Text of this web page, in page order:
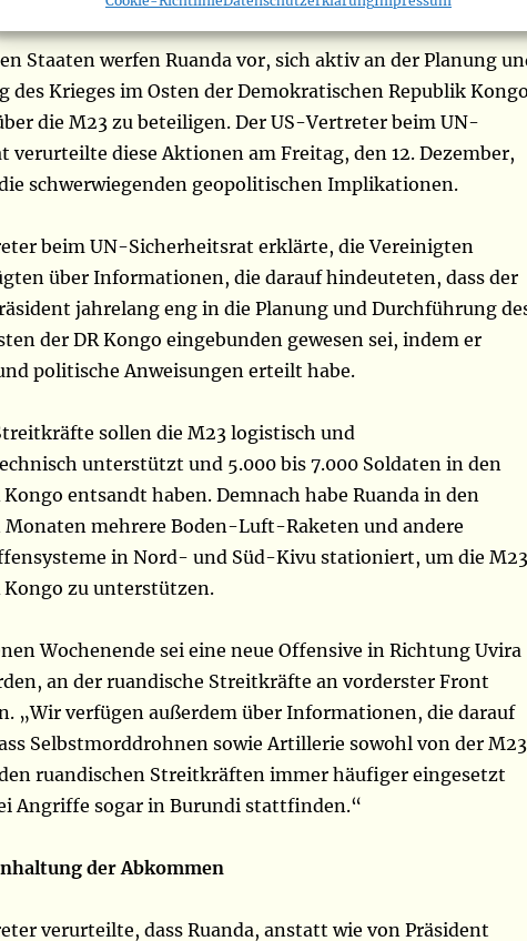
Staaten werfen Ruanda vor, sich aktiv an der Planung
des Krieges im Osten der Demokratischen Republik
die M23 zu beteiligen. Der US-Vertreter beim UN-
verurteilte diese Aktionen am Freitag, den 12. Dezember,
schwerwiegenden geopolitischen Implikationen.
beim UN-Sicherheitsrat erklärte, die Vereinigten
über Informationen, die darauf hindeuteten, dass der
jahrelang eng in die Planung und Durchführung
der DR Kongo eingebunden gewesen sei, indem er
politische Anweisungen erteilt habe.
sollen die M23 logistisch und
unterstützt und 5.000 bis 7.000 Soldaten in den
Kongo entsandt haben. Demnach habe Ruanda in den
Monaten mehrere Boden-Luft-Raketen und andere
in Nord- und Süd-Kivu stationiert, um die M23
Kongo zu unterstützen.
Wochenende sei eine neue Offensive in Richtung Uvira
an der ruandische Streitkräfte an vorderster Front
„Wir verfügen außerdem über Informationen, die darauf
Selbstmorddrohnen sowie Artillerie sowohl von der M23
ruandischen Streitkräften immer häufiger eingesetzt
Angriffe sogar in Burundi stattfinden.“
der Abkommen
verurteilte, dass Ruanda, anstatt wie von Präsident